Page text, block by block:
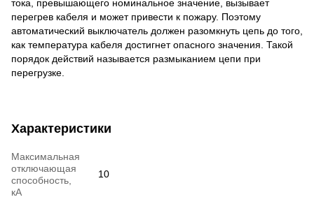
тока, превышающего номинальное значение, вызывает
перегрев кабеля и может привести к пожару. Поэтому
автоматический выключатель должен разомкнуть цепь до того,
как температура кабеля достигнет опасного значения. Такой
порядок действий называется размыканием цепи при
перегрузке.
Характеристики
Максимальная
отключающая
способность,
кА
10